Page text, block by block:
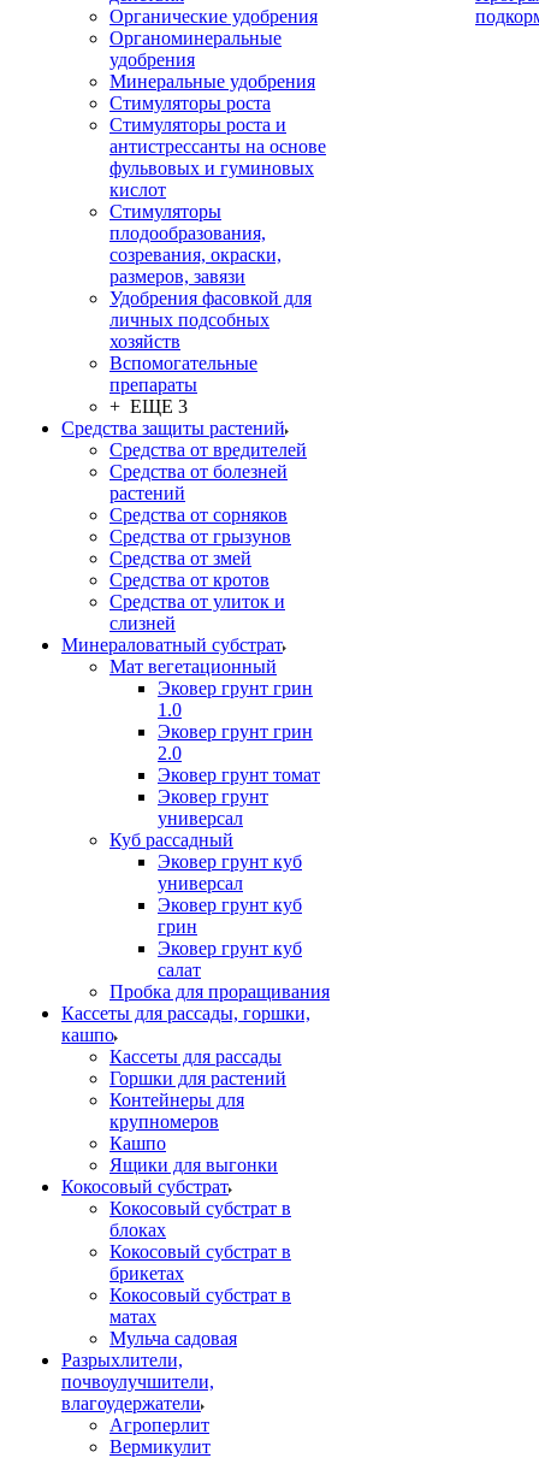
Органические удобрения
Органоминеральные
удобрения
Минеральные удобрения
Стимуляторы роста
Стимуляторы роста и
антистрессанты на основе
фульвовых и гуминовых
кислот
Стимуляторы
плодообразования,
созревания, окраски,
размеров, завязи
Удобрения фасовкой для
личных подсобных
хозяйств
Вспомогательные
препараты
+ ЕЩЕ 3
Средства защиты растений
Средства от вредителей
Средства от болезней
растений
Средства от сорняков
Средства от грызунов
Средства от змей
Средства от кротов
Средства от улиток и
слизней
Минераловатный субстрат
Мат вегетационный
Эковер грунт грин
1.0
Эковер грунт грин
2.0
Эковер грунт томат
Эковер грунт
универсал
Куб рассадный
Эковер грунт куб
универсал
Эковер грунт куб
грин
Эковер грунт куб
салат
Пробка для проращивания
Кассеты для рассады, горшки,
кашпо
Кассеты для рассады
Горшки для растений
Контейнеры для
крупномеров
Кашпо
Ящики для выгонки
Кокосовый субстрат
Кокосовый субстрат в
блоках
Кокосовый субстрат в
брикетах
Кокосовый субстрат в
матах
Мульча садовая
Разрыхлители,
почвоулучшители,
влагоудержатели
Агроперлит
Вермикулит